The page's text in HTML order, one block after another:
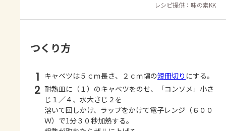
レシピ提供：味の素KK
つくり方
1 キャベツは５ｃｍ長さ、２ｃｍ幅の短冊切り にする。
2 耐熱皿に（１）のキャベツをのせ、「コンソメ」小さ
じ１／４、水大さじ２を
溶いて回しかけ、ラップをかけて電子レンジ（６００
Ｗ）で1分３０秒加熱する。